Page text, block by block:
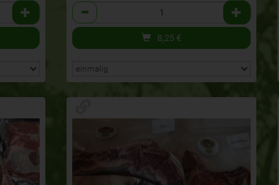
Anzahl
8,25 €